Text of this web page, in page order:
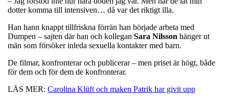
dotter komma till intensiven… då var det riktigt illa.
Han hann knappt tillfriskna förrän han började arbeta med
Dumpen – sajten där han och kollegan Sara Nilsson hänger ut
män som försöker inleda sexuella kontakter med barn.
De filmar, konfronterar och publicerar – men priset är högt, både
för dem och för dem de konfronterar.
LÄS MER: Carolina Klüft och maken Patrik har givit upp